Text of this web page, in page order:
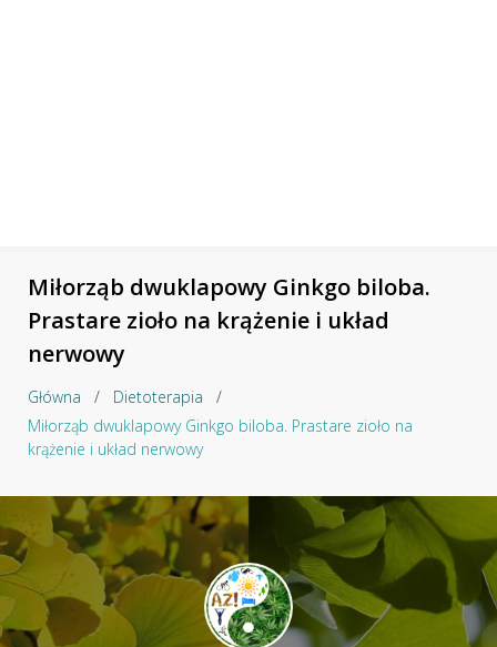
Miłorząb dwuklapowy Ginkgo biloba.
Prastare zioło na krążenie i układ
nerwowy
Główna / Dietoterapia
/
Miłorząb dwuklapowy Ginkgo biloba. Prastare zioło na
krążenie i układ nerwowy